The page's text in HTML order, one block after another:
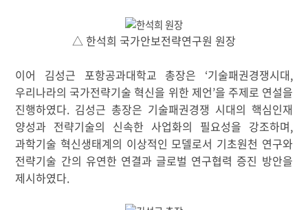
△ 한석희 국가안보전략연구원 원장
이어 김성근 포항공과대학교 총장은 ‘기술패권경쟁시대,
우리나라의 국가전략기술 혁신을 위한 제언’을 주제로 연설을
진행하였다. 김성근 총장은 기술패권경쟁 시대의 핵심인재
양성과 전략기술의 신속한 사업화의 필요성을 강조하며,
과학기술 혁신생태계의 이상적인 모델로서 기초원천 연구와
전략기술 간의 유연한 연결과 글로벌 연구협력 증진 방안을
제시하였다.